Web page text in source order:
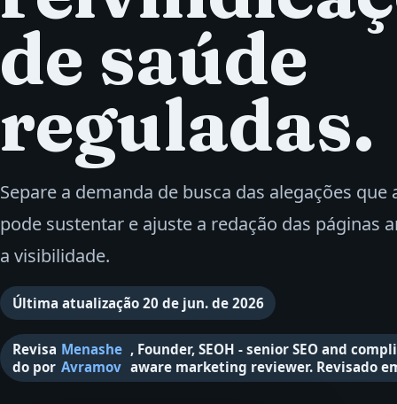
de saúde
reguladas.
Separe a demanda de busca das alegações que
pode sustentar e ajuste a redação das páginas
a visibilidade.
Última atualização 20 de jun. de 2026
Revisa
do por
Menashe
Avramov
, Founder, SEOH - senior SEO and
aware marketing reviewer. Revisado